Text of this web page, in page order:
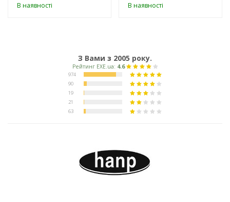
В наявності В наявності
З Вами з 2005 року.